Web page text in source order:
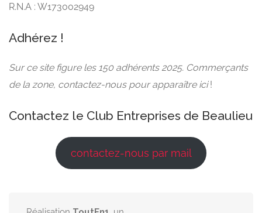
R.N.A : W173002949
Adhérez !
Sur ce site figure les 150 adhérents 2025. Commerçants
de la zone, contactez-nous pour apparaître ici!
Contactez le Club Entreprises de Beaulieu
contactez-nous par mail